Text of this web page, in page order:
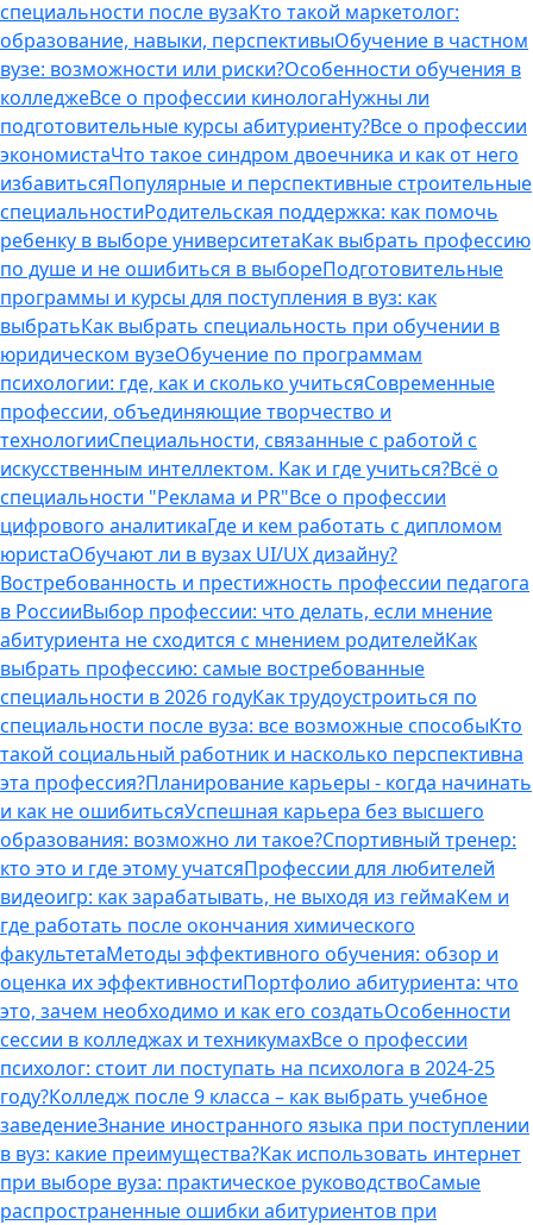
специальности после вузаКто такой маркетолог:
образование, навыки, перспективыОбучение в частном
вузе: возможности или риски?Особенности обучения в
колледжеВсе о профессии кинологаНужны ли
подготовительные курсы абитуриенту?Все о профессии
экономистаЧто такое синдром двоечника и как от него
избавитьсяПопулярные и перспективные строительные
специальностиРодительская поддержка: как помочь
ребенку в выборе университетаКак выбрать профессию
по душе и не ошибиться в выбореПодготовительные
программы и курсы для поступления в вуз: как
выбратьКак выбрать специальность при обучении в
юридическом вузеОбучение по программам
психологии: где, как и сколько учитьсяСовременные
профессии, объединяющие творчество и
технологииСпециальности, связанные с работой с
искусственным интеллектом. Как и где учиться?Всё о
специальности "Реклама и PR"Все о профессии
цифрового аналитикаГде и кем работать с дипломом
юристаОбучают ли в вузах UI/UX дизайну?
Востребованность и престижность профессии педагога
в РоссииВыбор профессии: что делать, если мнение
абитуриента не сходится с мнением родителейКак
выбрать профессию: самые востребованные
специальности в 2026 годуКак трудоустроиться по
специальности после вуза: все возможные способыКто
такой социальный работник и насколько перспективна
эта профессия?Планирование карьеры - когда начинать
и как не ошибитьсяУспешная карьера без высшего
образования: возможно ли такое?Спортивный тренер:
кто это и где этому учатсяПрофессии для любителей
видеоигр: как зарабатывать, не выходя из геймаКем и
где работать после окончания химического
факультетаМетоды эффективного обучения: обзор и
оценка их эффективностиПортфолио абитуриента: что
это, зачем необходимо и как его создатьОсобенности
сессии в колледжах и техникумахВсе о профессии
психолог: стоит ли поступать на психолога в 2024-25
году?Колледж после 9 класса – как выбрать учебное
заведениеЗнание иностранного языка при поступлении
в вуз: какие преимущества?Как использовать интернет
при выборе вуза: практическое руководствоСамые
распространенные ошибки абитуриентов при